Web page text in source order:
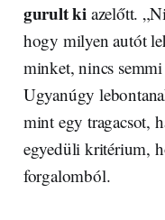
gurult ki azelőtt.
hogy milyen autót
minket, nincs
Ugyanúgy
mint egy tragacsot,
egyedüli kritérium,
forgalomból.